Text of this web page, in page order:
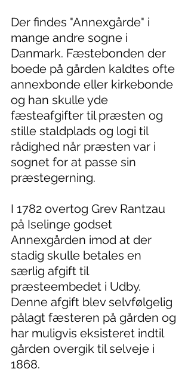
Der findes "Annexgårde" i
mange andre sogne i
Danmark. Fæstebonden der
boede på gården kaldtes ofte
annexbonde eller kirkebonde
og han skulle yde
fæsteafgifter til præsten og
stille staldplads og logi til
rådighed når præsten var i
sognet for at passe sin
præstegerning.
I 1782 overtog Grev Rantzau
på Iselinge godset
Annexgården imod at der
stadig skulle betales en
særlig afgift til
præsteembedet i Udby.
Denne afgift blev selvfølgelig
pålagt fæsteren på gården og
har muligvis eksisteret indtil
gården overgik til selveje i
1868.